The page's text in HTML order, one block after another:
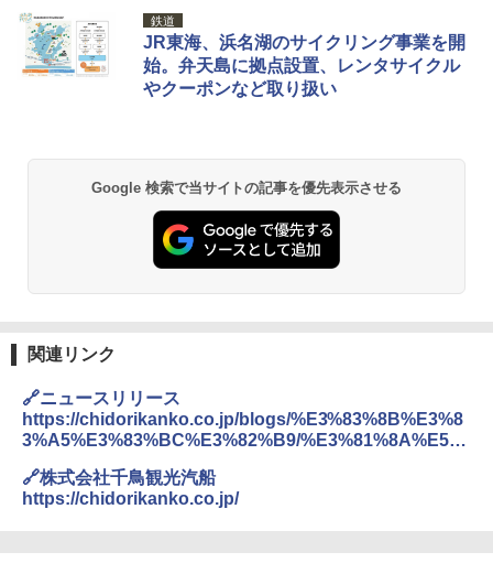
[キャンパーズコレクション 山善] ポップアッ
プテント 傘みたいに広げて畳める パッとサ
ッとサンシェード キューブ フルクローズ メ
ッシュ 簡単設置 ワンタッチテント キャンプ
&ハイキング カーキ PATC-150(KH)
PYKES PEAK (パイクスピーク) 着替えテン
ト プライバシー テント 【中が透けない】 1
人用 折りたたみ 防災グッズ 災害用トイレ ビ
ーチ ピクニック ポップアップテント 携帯 簡
易 トイレテント (ブラック)
テント ワンタッチ RENEW 幅200 2-3人用 43
500002(88859)
￥5,999
[キャンパーズコレクション 山善] 傘みたいに
GRANDOOR ステンレス保冷剤 2個セット 2
026リニューアル 急速冷凍 空間倍増 衛生的
コンパクト 保冷力長持ち
￥2,980
BUNDOK(バンドック)ソロ ドーム 1 EX BDK
レーム ドーム型 テント
￥14,800
DEWEL パラソル 大型 ビーチ アウトドアパ
￥6,459
USB充電式 高精度 超長距離照射 長時間使用
可能 安全ロック付き 高安全性 金属製耐久 コ
ンパクト多機能設計 持ち運び便利 アウトド
鉄道
JR東海、浜名湖のサイクリング事業を開
始。弁天島に拠点設置、レンタサイクル
やクーポンなど取り扱い
Google 検索で当サイトの記事を優先表示させる
関連リンク
🔗ニュースリリース
https://chidorikanko.co.jp/blogs/%E3%83%8B%E3%8
3%A5%E3%83%BC%E3%82%B9/%E3%81%8A%E5%
E3%83%A3%E3%83%B3%E3%83%9A%E3%83%BC%
E3%83%B3-6%E6%9C%881%E6%97%A5-
🔗株式会社千鳥観光汽船
https://chidorikanko.co.jp/